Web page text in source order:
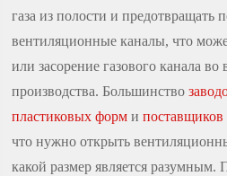
газа из полости и предотвращать
вентиляционные каналы, что
или засорение газового канала во
производства. Большинство
пластиковых форм и
что нужно открыть
какой размер является разумным.